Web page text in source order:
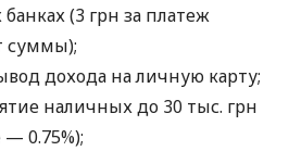
(3 грн за платеж
суммы);
дохода на личную карту;
наличных до 30 тыс. грн
— 0.75%);